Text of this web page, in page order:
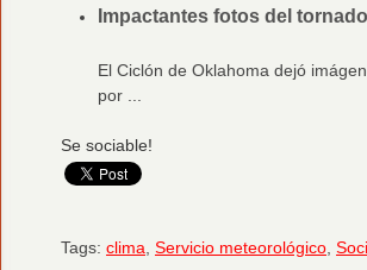
Impactantes fotos del
El Ciclón de Oklahoma dejó
por ...
Se sociable!
Tags: clima Servicio meteorológico